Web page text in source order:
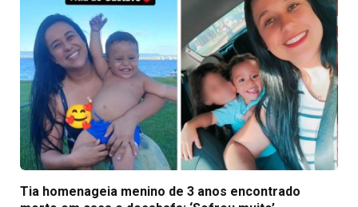
Tia homenageia menino de 3 anos encontrado